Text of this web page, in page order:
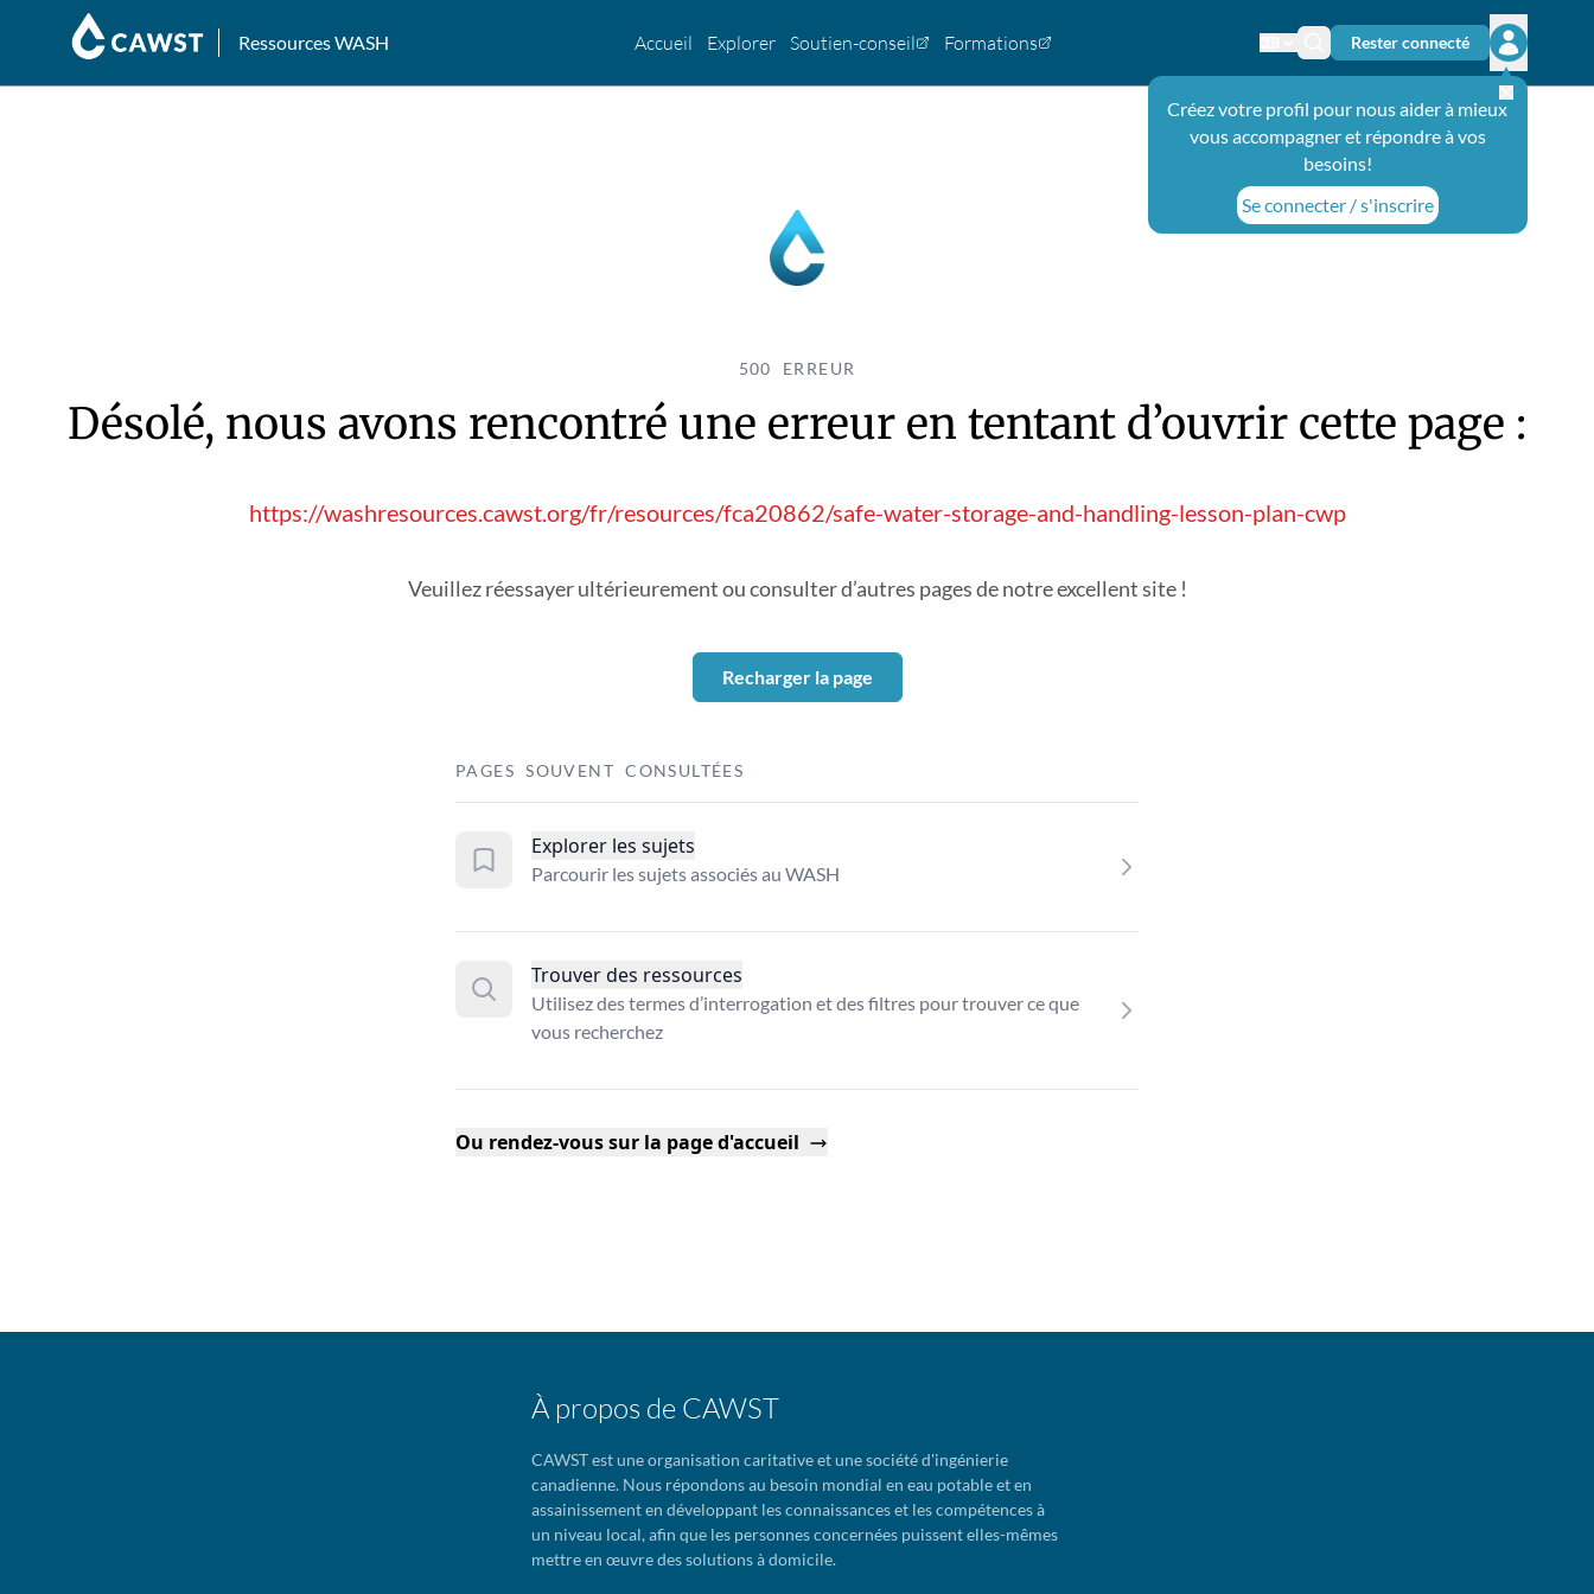
Ressources WASH Accueil Explorer Soutien-conseil Formations Changer de langue
Icône de recherche
Rester connecté
Ouvrir le
Créez votre profil pour nous aider à mieux
vous accompagner et répondre à vos
besoins!
Se connecter / s'inscrire
500 ERREUR
Désolé, nous avons rencontré une erreur en tentant d’ouvrir cette page :
https://washresources.cawst.org/fr/resources/fca20862/safe-water-storage-and-handling-lesson-plan-cwp
Veuillez réessayer ultérieurement ou consulter d’autres pages de notre excellent site !
Recharger la page
PAGES SOUVENT CONSULTÉES
Explorer les sujets
Parcourir les sujets associés au WASH
Trouver des ressources
Utilisez des termes d’interrogation et des filtres pour trouver ce que
vous recherchez
Ou rendez-vous sur la page d'accueil
À propos de CAWST
CAWST est une organisation caritative et une société d'ingénierie
canadienne. Nous répondons au besoin mondial en eau potable et en
assainissement en développant les connaissances et les compétences à
un niveau local, afin que les personnes concernées puissent elles-mêmes
mettre en œuvre des solutions à domicile.